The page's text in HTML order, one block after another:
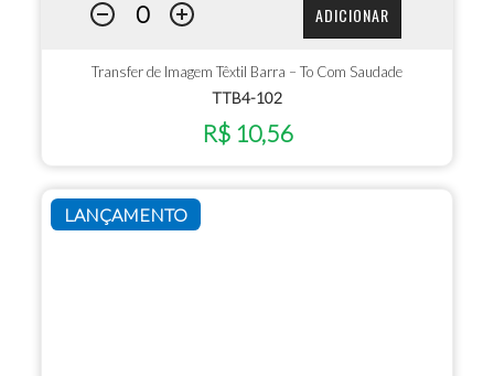
ADICIONAR
Transfer de Imagem Têxtil Barra – To Com Saudade
TTB4-102
R$ 10,56
LANÇAMENTO